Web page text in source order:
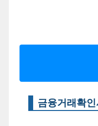
금융거래확